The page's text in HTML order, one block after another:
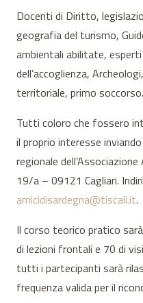
Docenti di Diritto,
geografia del turismo,
ambientali abilitate,
dell’accoglienza,
territoriale, primo soccorso.
Tutti coloro che fossero
il proprio interesse
regionale
19/a – 09121 Cagliari.
amicidisardegna@tiscali.it.
Il corso teorico pratico
di lezioni frontali e 70 di
tutti i partecipanti sarà
frequenza valida per il